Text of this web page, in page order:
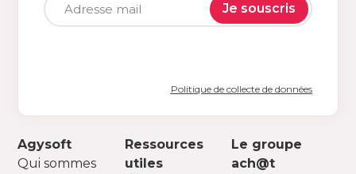
Agysoft
Qui sommes
Ressources
utiles
Le groupe
ach@t
Je souscris
Politique de collecte de données